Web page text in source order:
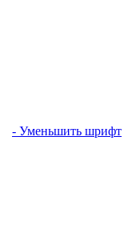
- Уменьшить шрифт